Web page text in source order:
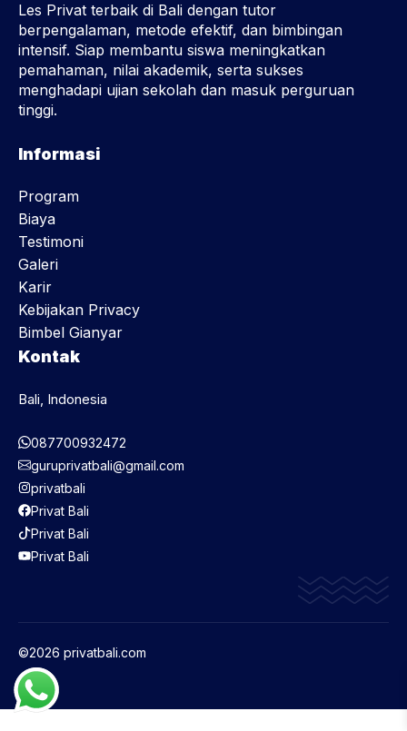
Les Privat terbaik di Bali dengan tutor
berpengalaman, metode efektif, dan bimbingan
intensif. Siap membantu siswa meningkatkan
pemahaman, nilai akademik, serta sukses
menghadapi ujian sekolah dan masuk perguruan
tinggi.
Informasi
Program
Biaya
Testimoni
Galeri
Karir
Kebijakan Privacy
Bimbel Gianyar
Kontak
Bali, Indonesia
087700932472
guruprivatbali@gmail.com
privatbali
Privat Bali
Privat Bali
Privat Bali
©2026 privatbali.com